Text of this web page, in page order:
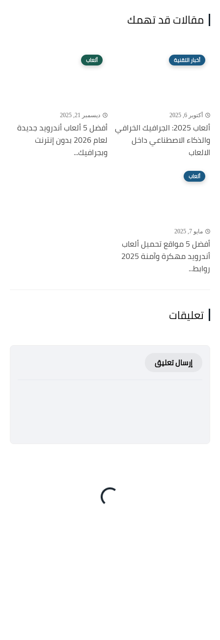
مقالات قد تهمك
أخبار التقنية
أكتوبر 6, 2025
ألعاب 2025: الجرافيك الخرافي
والذكاء الاصطناعي داخل
الالعاب
ألعاب
ديسمبر 21, 2025
أفضل 5 ألعاب أندرويد جديدة
لعام 2026 بدون إنترنت
وبجرافيك...
ألعاب
مايو 7, 2025
أفضل 5 مواقع تحميل ألعاب
أندرويد مهكرة وآمنة 2025
روابط...
تعليقات
إرسال تعليق